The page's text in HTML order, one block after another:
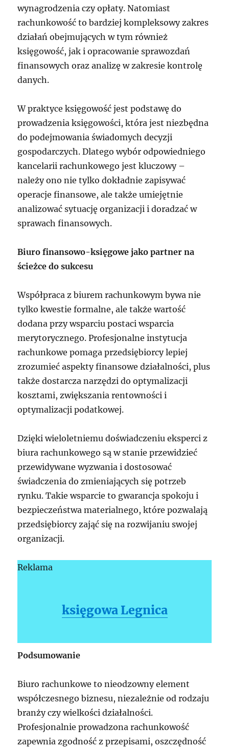
wynagrodzenia czy opłaty. Natomiast
rachunkowość to bardziej kompleksowy zakres
działań obejmujących w tym również
księgowość, jak i opracowanie sprawozdań
finansowych oraz analizę w zakresie kontrolę
danych.
W praktyce księgowość jest podstawę do
prowadzenia księgowości, która jest niezbędna
do podejmowania świadomych decyzji
gospodarczych. Dlatego wybór odpowiedniego
kancelarii rachunkowego jest kluczowy –
należy ono nie tylko dokładnie zapisywać
operacje finansowe, ale także umiejętnie
analizować sytuację organizacji i doradzać w
sprawach finansowych.
Biuro finansowo-księgowe jako partner na
ścieżce do sukcesu
Współpraca z biurem rachunkowym bywa nie
tylko kwestie formalne, ale także wartość
dodana przy wsparciu postaci wsparcia
merytorycznego. Profesjonalne instytucja
rachunkowe pomaga przedsiębiorcy lepiej
zrozumieć aspekty finansowe działalności, plus
także dostarcza narzędzi do optymalizacji
kosztami, zwiększania rentowności i
optymalizacji podatkowej.
Dzięki wieloletniemu doświadczeniu eksperci z
biura rachunkowego są w stanie przewidzieć
przewidywane wyzwania i dostosować
świadczenia do zmieniających się potrzeb
rynku. Takie wsparcie to gwarancja spokoju i
bezpieczeństwa materialnego, które pozwalają
przedsiębiorcy zająć się na rozwijaniu swojej
organizacji.
Reklama
księgowa Legnica
Podsumowanie
Biuro rachunkowe to nieodzowny element
współczesnego biznesu, niezależnie od rodzaju
branży czy wielkości działalności.
Profesjonalnie prowadzona rachunkowość
zapewnia zgodność z przepisami, oszczędność